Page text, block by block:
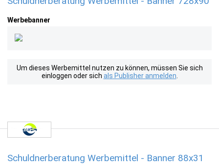
Werbebanner
Um dieses Werbemittel nutzen zu können, müssen Sie sich
einloggen oder sich als Publisher anmelden
Schuldnerberatung Werbemittel - Banner 88x31